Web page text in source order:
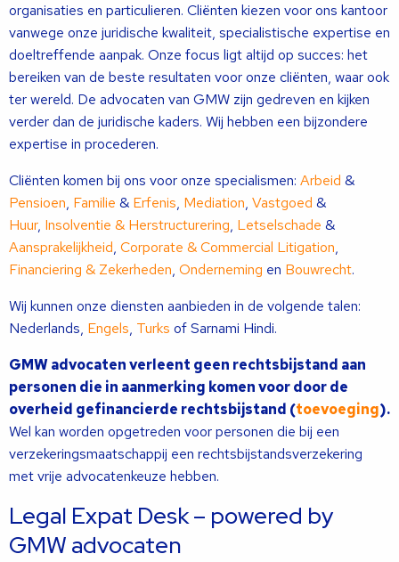
organisaties en particulieren. Cliënten kiezen voor ons kantoor
vanwege onze juridische kwaliteit, specialistische expertise en
doeltreffende aanpak. Onze focus ligt altijd op succes: het
bereiken van de beste resultaten voor onze cliënten, waar ook
ter wereld. De advocaten van GMW zijn gedreven en kijken
verder dan de juridische kaders. Wij hebben een bijzondere
expertise in procederen.
Cliënten komen bij ons voor onze specialismen: Arbeid &
Pensioen, Familie & Erfenis, Mediation, Vastgoed &
Huur, Insolventie & Herstructurering, Letselschade &
Aansprakelijkheid, Corporate & Commercial Litigation,
Financiering & Zekerheden, Onderneming en Bouwrecht.
Wij kunnen onze diensten aanbieden in de volgende talen:
Nederlands, Engels, Turks of Sarnami Hindi.
GMW advocaten verleent geen rechtsbijstand aan
personen die in aanmerking komen voor door de
overheid gefinancierde rechtsbijstand (toevoeging).
Wel kan worden opgetreden voor personen die bij een
verzekeringsmaatschappij een rechtsbijstandsverzekering
met vrije advocatenkeuze hebben.
Legal Expat Desk – powered by
GMW advocaten